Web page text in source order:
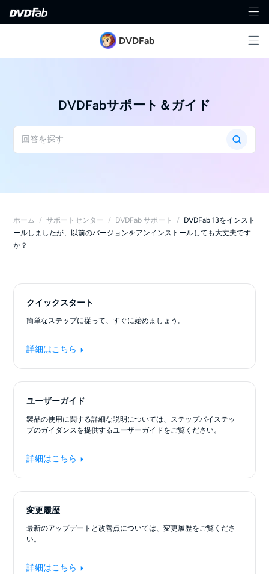
DVDFab
DVDFabサポート＆ガイド
ホーム / サポートセンター / DVDFab サポート / DVDFab 13をインスト
ールしましたが、以前のバージョンをアンインストールしても大丈夫です
か？
クイックスタート
簡単なステップに従って、すぐに始めましょう。
詳細はこちら
ユーザーガイド
製品の使用に関する詳細な説明については、ステップバイステッ
プのガイダンスを提供するユーザーガイドをご覧ください。
詳細はこちら
変更履歴
最新のアップデートと改善点については、変更履歴をご覧くださ
い。
詳細はこちら